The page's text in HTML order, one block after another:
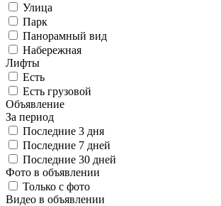
Улица
Парк
Панорамный вид
Набережная
Лифты
Есть
Есть грузовой
Объявление
За период
Последние 3 дня
Последние 7 дней
Последние 30 дней
Фото в объявлении
Только с фото
Видео в объявлении